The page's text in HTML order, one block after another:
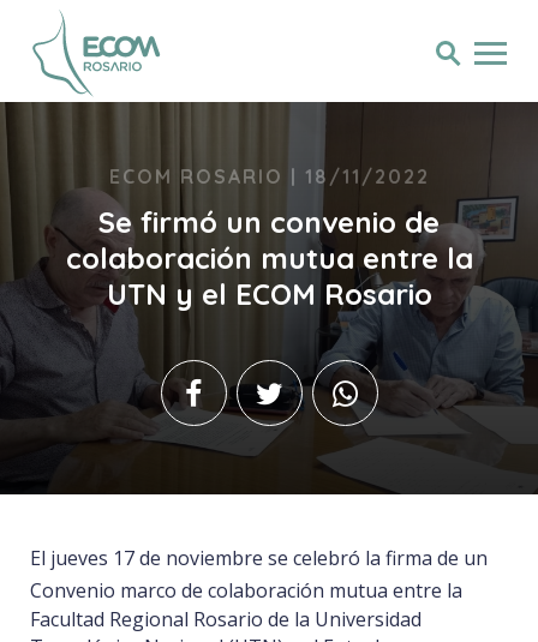
ECOM ROSARIO | 18/11/2022
Se firmó un convenio de
colaboración mutua entre la
UTN y el ECOM Rosario
El jueves 17 de noviembre se celebró la firma de un
Convenio marco de colaboración mutua entre la
Facultad Regional Rosario de la Universidad